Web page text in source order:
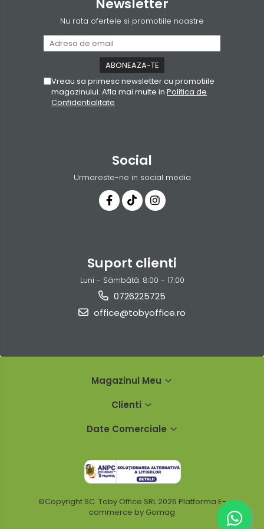
Newsletter
Nu rata ofertele si promotiile noastre
Vreau sa primesc newsletter cu promotiile
magazinului. Afla mai multe in Politica de
Confidentialitate
Social
Urmareste-ne in social media
Suport clienti
Luni - Sâmbătă: 8:00 - 17:00
0726225725
office@tobyoffice.ro
Magazinul Meu
Clienti
Date Comerciale
©Copyright SC. Toby Office SRL 2026 Platforma E-
commerce by Gomag